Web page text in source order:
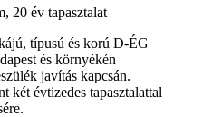
20 év tapasztalat
típusú és korú D-ÉG
és környékén
javítás kapcsán.
két évtizedes tapasztalattal